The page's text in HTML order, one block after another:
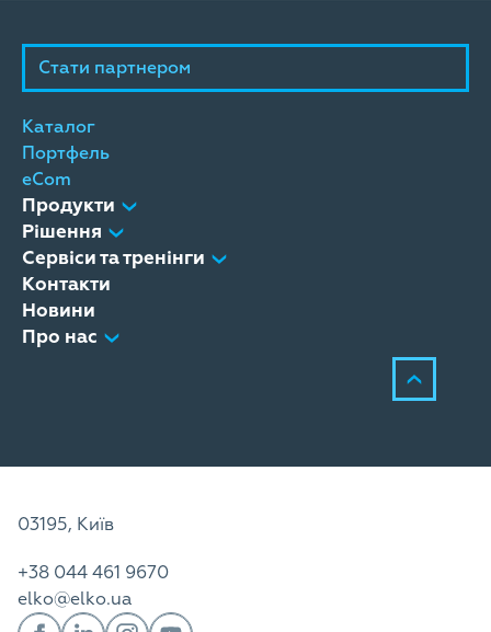
Стати партнером
Каталог
Портфель
eCom
Продукти
Рішення
Сервіси та тренінги
Контакти
Новини
Про нас
03195, Київ
+38 044 461 9670
elko@elko.ua